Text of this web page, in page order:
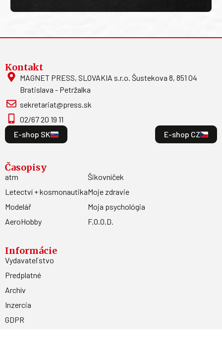
Kontakt
MAGNET PRESS, SLOVAKIA s.r.o. Šustekova 8, 851 04
Bratislava - Petržalka
sekretariat@press.sk
02/67 20 19 11
E-shop SK
E-shop CZ
Časopisy
atm
Letectví + kosmonautika
Modelář
AeroHobby
Šikovníček
Moje zdravie
Moja psychológia
F.O.O.D.
Informácie
Vydavateľstvo
Predplatné
Archív
Inzercia
GDPR